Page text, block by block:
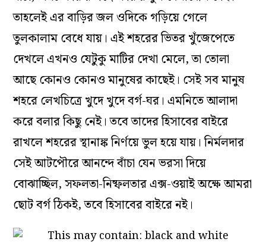
তাহলেই এর বাড়ির জল ওদিকে গড়িয়ে গেলে
তুলকালাম বেধে যায়। এই শহরের ভিতর খুঁজেপেতে
দেখলে এখনও যেটুকু মাটির দেখা মেলে, তা তোলা
আছে কোনও কোনও মানুষের কাছেই। সেই সব মানুষ
শহরে লেখচিত্রে খুদে খুদে বর্গ-ঘর। এমনিতে আলাদা
করে বলার কিছু নেই। তবে তাদের হিসাবের বাইরে
রাখলে শহরের স্থানাঙ্ক নির্ণয়ে ভুল হয়ে যায়। নির্মলদার
সেই আটপৌরে আনন্দে বাঁচা যেন ভরসা দিয়ে
বোঝাচ্ছিল, সফলতা-নিষ্ফলতার এক্স-ওয়াই অক্ষে আমরা
ছোট বর্গ ঠিকই, তবে হিসাবের বাইরে নই।